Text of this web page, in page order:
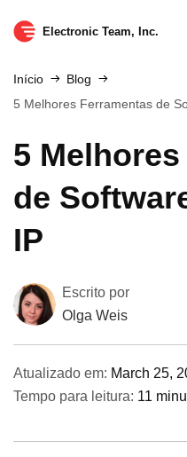
Electronic Team, Inc.
Início
Blog
5 Melhores Ferramentas de
5
de
IP
Escrito por
Olga Weis
Atualizado em: March 25,
Tempo para leitura: 11